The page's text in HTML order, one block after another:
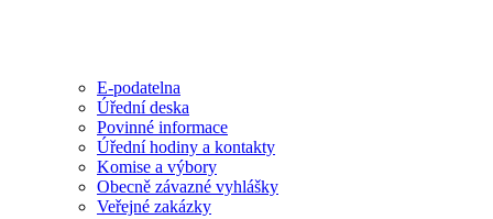
E-podatelna
Úřední deska
Povinné informace
Úřední hodiny a kontakty
Komise a výbory
Obecně závazné vyhlášky
Veřejné zakázky